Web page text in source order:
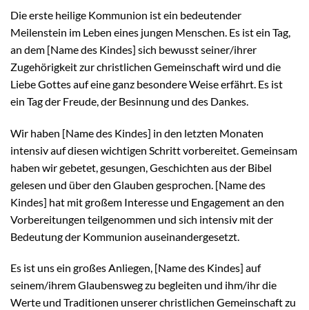
Die erste heilige Kommunion ist ein bedeutender
Meilenstein im Leben eines jungen Menschen. Es ist ein Tag,
an dem [Name des Kindes] sich bewusst seiner/ihrer
Zugehörigkeit zur christlichen Gemeinschaft wird und die
Liebe Gottes auf eine ganz besondere Weise erfährt. Es ist
ein Tag der Freude, der Besinnung und des Dankes.
Wir haben [Name des Kindes] in den letzten Monaten
intensiv auf diesen wichtigen Schritt vorbereitet. Gemeinsam
haben wir gebetet, gesungen, Geschichten aus der Bibel
gelesen und über den Glauben gesprochen. [Name des
Kindes] hat mit großem Interesse und Engagement an den
Vorbereitungen teilgenommen und sich intensiv mit der
Bedeutung der Kommunion auseinandergesetzt.
Es ist uns ein großes Anliegen, [Name des Kindes] auf
seinem/ihrem Glaubensweg zu begleiten und ihm/ihr die
Werte und Traditionen unserer christlichen Gemeinschaft zu